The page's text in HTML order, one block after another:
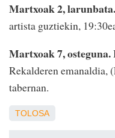
Martxoak 2, larunbata.
artista guztiekin,
Martxoak 7, osteguna.
Rekalderen emanaldia,
tabernan.
TOLOSA